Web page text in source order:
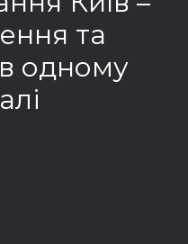
та
одному